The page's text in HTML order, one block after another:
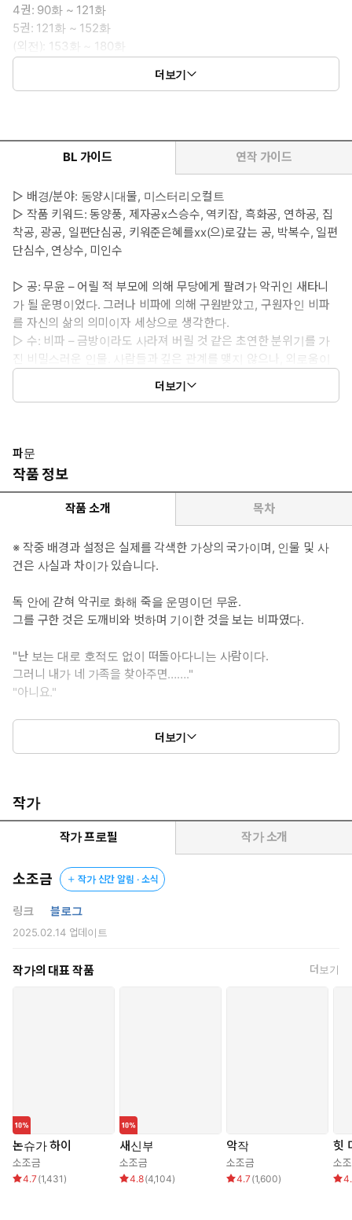
4권: 90화 ~ 121화
5권: 121화 ~ 152화
(외전): 153화 ~ 180화
7권: 181화 ~ 195화
더보기
BL 가이드 연작 가이드
▷ 배경/분야: 동양시대물, 미스터리오컬트
▷ 작품 키워드: 동양풍, 제자공x스승수, 역키잡, 흑화공, 연하공, 집
착공, 광공, 일편단심공, 키워준은혜를xx(으)로갚는 공, 박복수, 일편
단심수, 연상수, 미인수
▷ 공: 무윤 – 어릴 적 부모에 의해 무당에게 팔려가 악귀인 새타니
가 될 운명이었다. 그러나 비파에 의해 구원받았고, 구원자인 비파
를 자신의 삶의 의미이자 세상으로 생각한다.
▷ 수: 비파 – 금방이라도 사라져 버릴 것 같은 초연한 분위기를 가
진 비밀스러운 인물. 사람들과 깊은 관계를 맺지 않으나, 외로움이
많아 대신 괴이한 것들과 친하게 지낸다. 무윤을 구한 이후 자신에
게 매달리는 그를 부담스러워했으나, 점차 깊게 빠져든다.
롯이 함께가 되는 이야기가 보고 싶을 때
▷ 공감 글귀 : 스승이 나를 저열하게 만드는 것인가,
스승이 저열한 나를 주운 것인가.
더보기
파문
작품 정보
작품 소개 목차
※ 작중 배경과 설정은 실제를 각색한 가상의 국가이며, 인물 및 사
건은 사실과 차이가 있습니다.
독 안에 갇혀 악귀로 화해 죽을 운명이던 무윤.
그를 구한 것은 도깨비와 벗하며 기이한 것을 보는 비파였다.
"난 보는 대로 호적도 없이 떠돌아다니는 사람이다.
그러니 내가 네 가족을 찾아주면……."
"아니요."
무윤은 자신을 구원한 비파의 곁에 붙어 떨어지지 않는다.
어쩔 수 없이 맺어진 사제관계가 그의 새로운 운명이었다.
비파가 무윤의 존재에 마음을 허락하는 사이
무윤은 조금씩 자라났다. 몸도, 감정도.
누가 이런 꿈을 꿀까요. 제 스승을 두고."
그러나 그들의 사이를 가르듯 이별해야만 하는 순간이 온다.
무윤을 지키기 위해 무윤을 버릴 수밖에 없던 비파와
데…….
더보기
작가
작가 프로필 작가 소개
소조금 작가 신간 알림 · 소식
링크 블로그
2025.02.14업데이트
작가의 대표 작품 더보기
논슈가 하이
소조금
4.7 (1,431 )
새신부
소조금
4.8(4,104)
악작
소조금
4.7 (1,600)
힛
소